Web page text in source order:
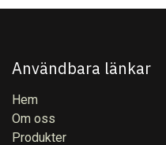
Användbara länkar
Hem
Om oss
Produkter